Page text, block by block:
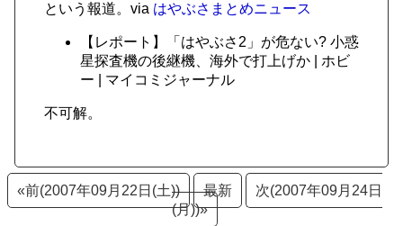
という報道。via はやぶさまとめニュース
【レポート】「はやぶさ2」が危ない? 小惑
星探査機の後継機、海外で打上げか | ホビ
ー | マイコミジャーナル
不可解。
«前(2007年09月22日(土)) 最新
次(2007年09月24日
(月))»